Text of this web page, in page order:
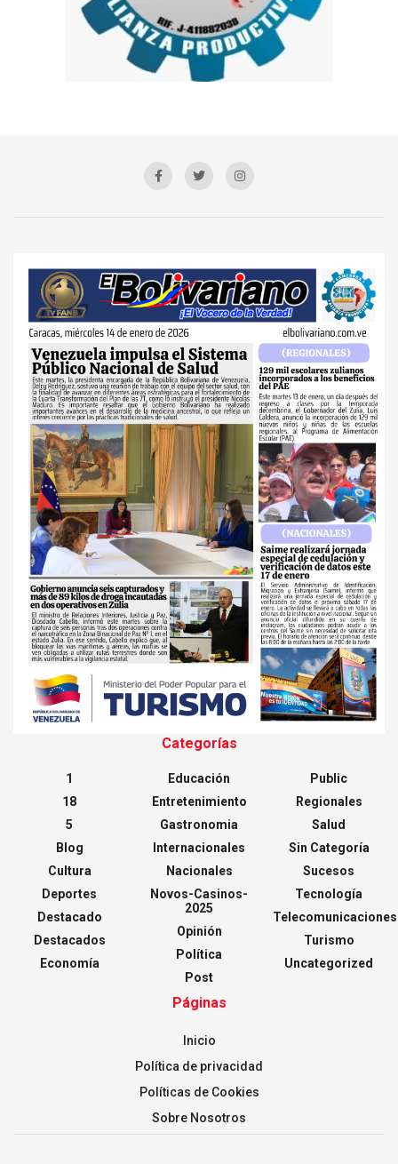
Categorías
1
18
5
Blog
Cultura
Deportes
Destacado
Destacados
Economía
Educación
Entretenimiento
Gastronomia
Internacionales
Nacionales
Novos-Casinos-
2025
Opinión
Política
Post
Public
Regionales
Salud
Sin Categoría
Sucesos
Tecnología
Telecomunicaciones
Turismo
Uncategorized
Páginas
Inicio
Política de privacidad
Políticas de Cookies
Sobre Nosotros